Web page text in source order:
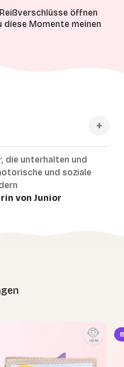
öffnen
diese Momente meinen
die unterhalten und
und soziale
von Junior